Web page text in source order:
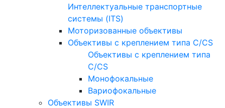
Интеллектуальные транспортные
системы (ITS)
Моторизованные объективы
Объективы с креплением типа C/CS
Объективы с креплением типа
C/CS
Монофокальные
Вариофокальные
Объективы SWIR